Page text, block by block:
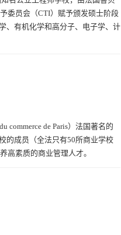
委员会（CTI）赋予颁发硕士阶段
、有机化学和高分子、电子学、计
commerce de Paris）法国著名的
的成员（全法只有50所商业学校
高素质的商业管理人才。